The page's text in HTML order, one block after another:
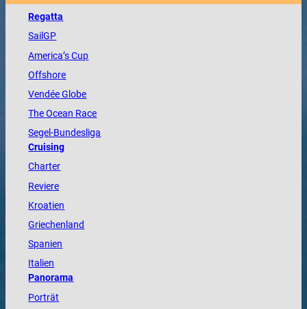
Regatta
SailGP
America’s Cup
Offshore
VendéeGlobe
TheOcean Race
Segel-Bundesliga
Cruising
Charter
Reviere
Kroatien
Griechenland
Spanien
Italien
Panorama
Porträt